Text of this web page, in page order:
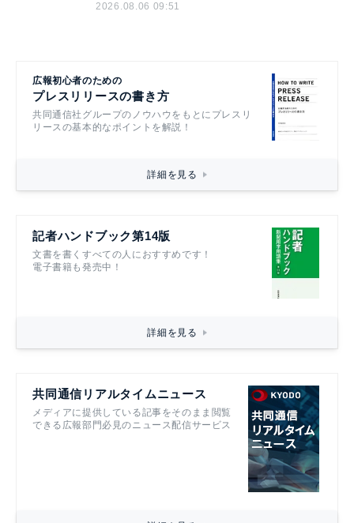
2026.08.06 09:51
広報初心者のための
プレスリリースの書き方
共同通信社グループのノウハウをもとにプレスリ
リースの基本的なポイントを解説！
詳細を見る
記者ハンドブック第14版
文書を書くすべての人におすすめです！
電子書籍も発売中！
詳細を見る
共同通信リアルタイムニュース
メディアに提供している記事をそのまま閲覧
できる広報部門必見のニュース配信サービス